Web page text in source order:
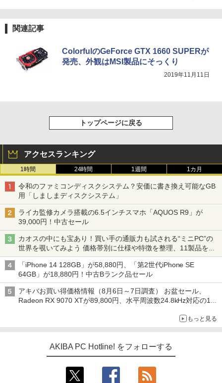
関連記事
ColorfulのGeForce GTX 1660 SUPERが
発売、外観はMSI製品にそっくり
2019年11月11日
トップページに戻る
アクセスランキング
1時間 24時間 1週間 1カ月
令和のファミコンディスクシステム？安価に書き換え可能なGB
用「しましまディスクシステム」
ライカ監修カメラ搭載の6.5インチスマホ「AQUOS R9」が
39,000円！中古セール
カオスの中にも宝あり！買い手の通販力も試される“ミニPC”の
世界を覗いてみよう 価格帯別に仕様や特徴を整理、11製品をピ
ックアップ text by 石川 ひさよし
「iPhone 14 128GB」が58,880円、「第2世代iPhone SE
64GB」が18,880円！中古Bランク品セール
アキバお買い得価格情報（8月6日～7日調査） お盆セール、
Radeon RX 9070 XTが89,800円、水平周波数24.8kHz対応の17
もっと見る
AKIBA PC Hotline! をフォローする